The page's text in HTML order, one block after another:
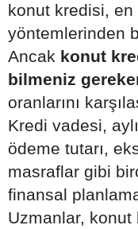
konut kredisi,
yöntemlerinden
Ancak konut
bilmeniz
oranlarını
Kredi vadesi,
ödeme tutarı,
masraflar gibi
finansal
Uzmanlar,